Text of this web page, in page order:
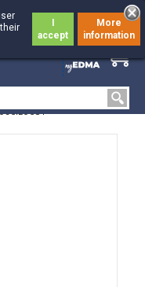
0
0
accept
More
information